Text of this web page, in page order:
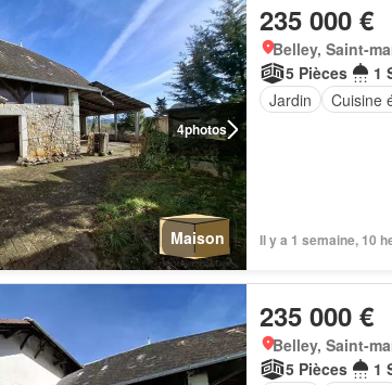
4photos
Maison
235 000 €
Belley, Saint-
5 Pièces
1
Jardin
Cuisine
Il y a 1 semaine, 10
235 000 €
Belley, Saint-
5 Pièces
1